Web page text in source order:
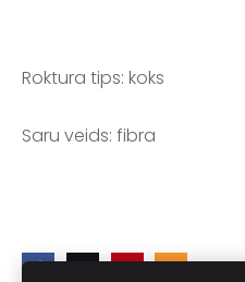
Roktura tips: koks
Saru veids: fibra